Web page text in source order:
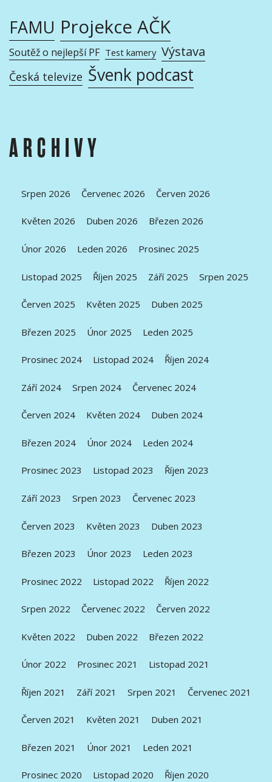
FAMU Projekce AČK
Soutěž o nejlepší PF Test kamery Výstava
Česká televize Švenk podcast
ARCHIVY
Srpen 2026 Červenec 2026 Červen 2026
Květen 2026 Duben 2026 Březen 2026
Únor 2026 Leden 2026 Prosinec 2025
Listopad 2025 Říjen 2025 Září 2025 Srpen 2025
Červen 2025 Květen 2025 Duben 2025
Březen 2025 Únor 2025 Leden 2025
Prosinec 2024 Listopad 2024 Říjen 2024
Září 2024 Srpen 2024 Červenec 2024
Červen 2024 Květen 2024 Duben 2024
Březen 2024 Únor 2024 Leden 2024
Prosinec 2023 Listopad 2023 Říjen 2023
Září 2023 Srpen 2023 Červenec 2023
Červen 2023 Květen 2023 Duben 2023
Březen 2023 Únor 2023 Leden 2023
Prosinec 2022 Listopad 2022 Říjen 2022
Srpen 2022 Červenec 2022 Červen 2022
Květen 2022 Duben 2022 Březen 2022
Únor 2022 Prosinec 2021 Listopad 2021
Říjen 2021 Září 2021 Srpen 2021 Červenec 2021
Červen 2021 Květen 2021 Duben 2021
Březen 2021 Únor 2021 Leden 2021
Prosinec 2020 Listopad 2020 Říjen 2020